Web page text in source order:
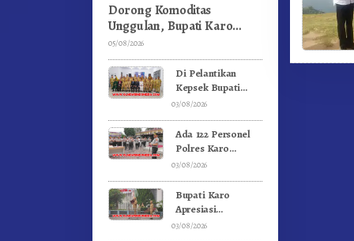
Dorong Komoditas
Unggulan, Bupati Karo
Serahkan 1,2 Juta Benih
Kopi Arabika
05/08/2026
Di Pelantikan
Kepsek Bupati
Karo Tekankan
Profesional
Dongkrak Mutu
03/08/2026
Ada 122 Personel
Polres Karo
Rayakan Ulang
03/08/2026
Bupati Karo
Apresiasi
Suksesnya FBB
03/08/2026